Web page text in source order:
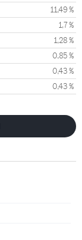
11,49 %
1,7 %
1,28 %
0,85 %
0,43 %
0,43 %